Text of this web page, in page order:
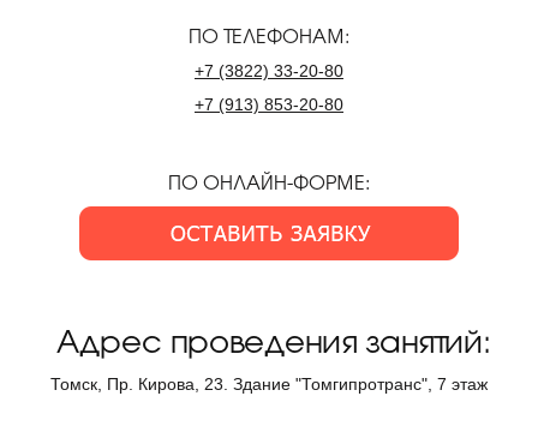
ПО ТЕЛЕФОНАМ:
+7 (3822) 33-20-80
+7 (913) 853-20-80
ПО ОНЛАЙН-ФОРМЕ:
Адрес проведения занятий:
Томск, Пр. Кирова, 23. Здание "Томгипротранс", 7 этаж